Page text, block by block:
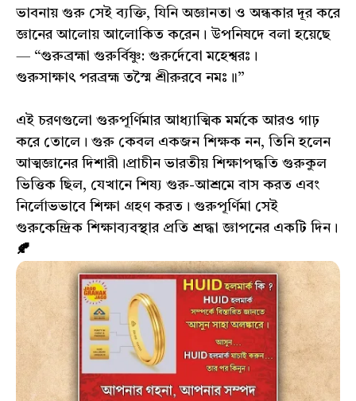
ভাবনায় গুরু সেই ব্যক্তি, যিনি অজ্ঞানতা ও অন্ধকার দূর করে
জ্ঞানের আলোয় আলোকিত করেন। উপনিষদে বলা হয়েছে
— “গুরুব্রহ্মা গুরুর্বিষ্ণু: গুরুর্দেবো মহেশ্বরঃ।
গুরুসাক্ষাৎ পরব্রহ্ম তস্মৈ শ্রীরুরবে নমঃ॥”
এই চরণগুলো গুরুপূর্ণিমার আধ্যাত্মিক মর্মকে আরও গাঢ়
করে তোলে। গুরু কেবল একজন শিক্ষক নন, তিনি হলেন
আত্মজ্ঞানের দিশারী।প্রাচীন ভারতীয় শিক্ষাপদ্ধতি গুরুকুল
ভিত্তিক ছিল, যেখানে শিষ্য গুরু-আশ্রমে বাস করত এবং
নির্লোভভাবে শিক্ষা গ্রহণ করত। গুরুপূর্ণিমা সেই
গুরুকেন্দ্রিক শিক্ষাব্যবস্থার প্রতি শ্রদ্ধা জ্ঞাপনের একটি দিন।
🍂